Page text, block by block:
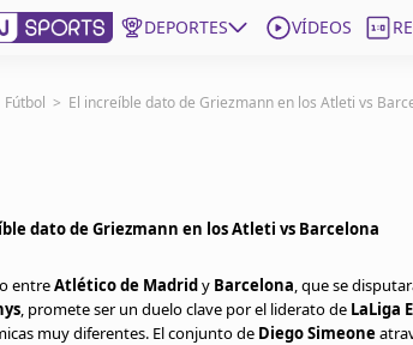
DEPORTES VÍDEOS
Bein
United States
Fútbol > El increíble dato de Griezmann en los Atleti vs
dato de Griezmann en los Atleti vs Barcelona
entreAtlético de Madridy Barcelona, que se
, promete ser un duelo clave por el liderato de LaLiga
muy diferentes. El conjunto de Diego Simeone